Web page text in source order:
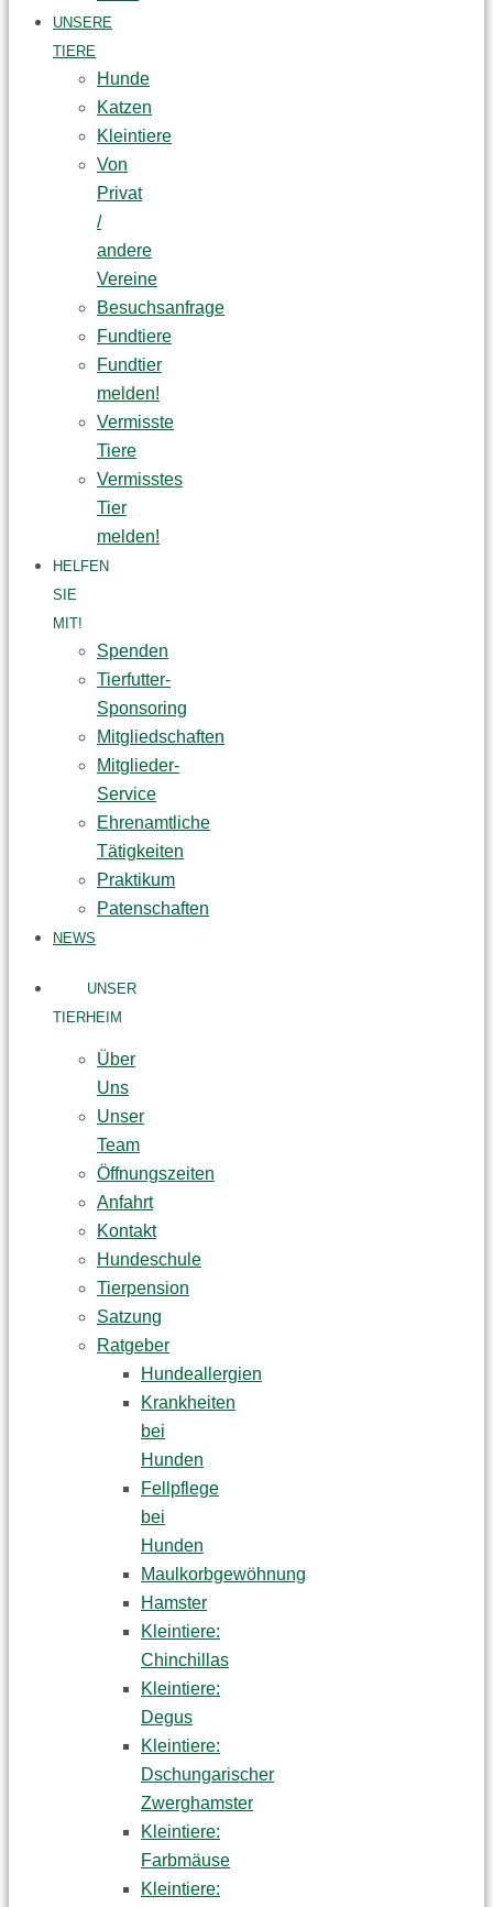
UNSERE
TIERE
Hunde
Katzen
Kleintiere
Von
Privat
/
andere
Vereine
Besuchsanfrage
Fundtiere
Fundtier
melden!
Vermisste
Tiere
Vermisstes
Tier
melden!
HELFEN
SIE
MIT!
Spenden
Tierfutter-
Sponsoring
Mitgliedschaften
Mitglieder-
Service
Ehrenamtliche
Tätigkeiten
Praktikum
Patenschaften
NEWS
UNSER
TIERHEIM
Über
Uns
Unser
Team
Öffnungszeiten
Anfahrt
Kontakt
Hundeschule
Tierpension
Satzung
Ratgeber
Hundeallergien
Krankheiten
bei
Hunden
Fellpflege
bei
Hunden
Maulkorbgewöhnung
Hamster
Kleintiere:
Chinchillas
Kleintiere:
Degus
Kleintiere:
Dschungarischer
Zwerghamster
Kleintiere:
Farbmäuse
Kleintiere: